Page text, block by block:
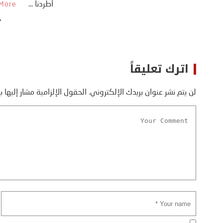
اترك تعليقاً
لن يتم نشر عنوان بريدك الإلكتروني. الحقول الإلزامية مشار إليها